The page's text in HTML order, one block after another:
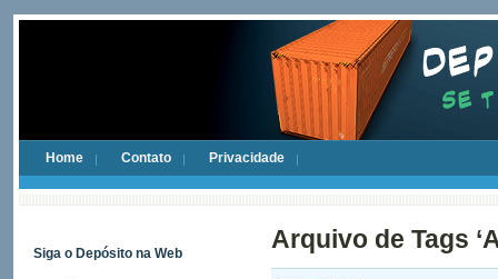
Home Contato Privacidade
Siga o Depósito na Web
Arquivo de Tags